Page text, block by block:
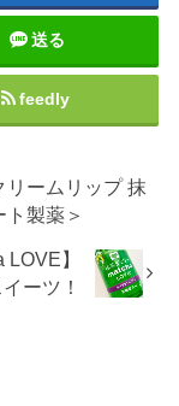
送る
feedly
リームリップ 抹
製薬＞
】
ーツ！